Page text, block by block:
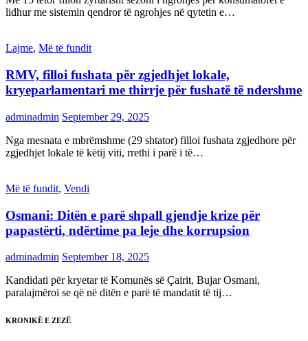
lidhur me sistemin qendror të ngrohjes në qytetin e…
Lajme, Më të fundit
RMV, filloi fushata për zgjedhjet lokale,
kryeparlamentari me thirrje për fushatë të ndershme
adminadmin September 29, 2025
Nga mesnata e mbrëmshme (29 shtator) filloi fushata zgjedhore për
zgjedhjet lokale të këtij viti, rrethi i parë i të…
Më të fundit, Vendi
Osmani: Ditën e parë shpall gjendje krize për
papastërti, ndërtime pa leje dhe korrupsion
adminadmin September 18, 2025
Kandidati për kryetar të Komunës së Çairit, Bujar Osmani,
paralajmëroi se që në ditën e parë të mandatit të tij…
KRONIKË E ZEZË